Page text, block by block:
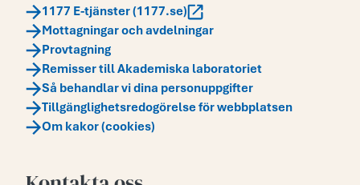
1177 E-tjänster (1177.se)
Mottagningar och avdelningar
Provtagning
Remisser till Akademiska laboratoriet
Så behandlar vi dina personuppgifter
Tillgänglighetsredogörelse för webbplatsen
Om kakor (cookies)